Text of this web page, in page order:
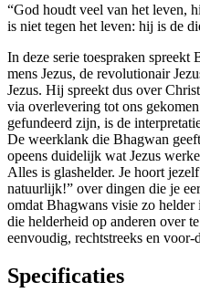
“God houdt veel van het leven,
is niet tegen het leven: hij is de
In deze serie toespraken spreekt
mens Jezus, de revolutionair
Jezus. Hij spreekt dus over
via overlevering tot ons
gefundeerd zijn, is de
De weerklank die Bhagwan
opeens duidelijk wat Jezus
Alles is glashelder. Je hoort
natuurlijk!” over dingen die je
omdat Bhagwans visie zo
die helderheid op anderen over
eenvoudig, rechtstreeks en voor-
Specificaties